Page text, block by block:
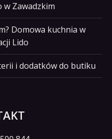
w Zawadzkim
Domowa kuchnia w
Lido
i dodatków do butiku